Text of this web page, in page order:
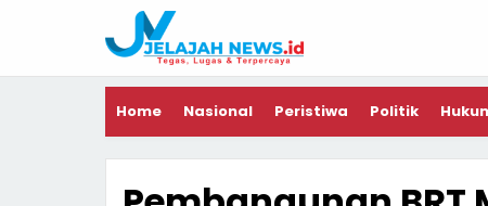
Home Nasional Peristiwa Politik